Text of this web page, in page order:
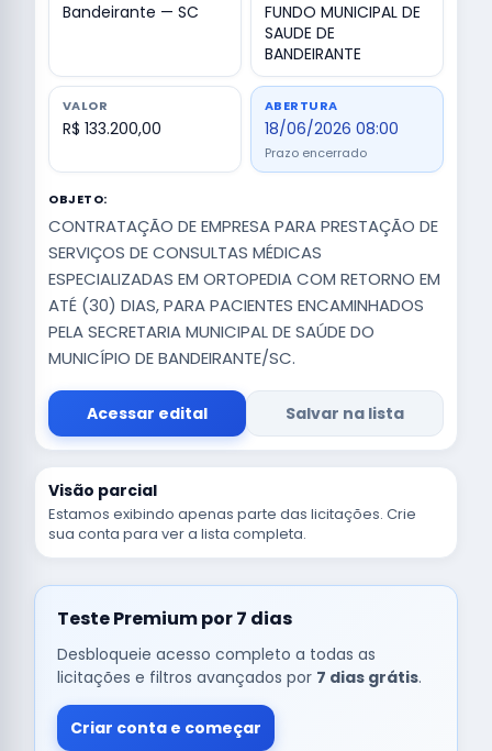
Bandeirante — SC
FUNDO MUNICIPAL DE
SAUDE DE
BANDEIRANTE
VALOR
R$ 133.200,00
ABERTURA
18/06/2026 08:00
Prazo encerrado
OBJETO:
CONTRATAÇÃO DE EMPRESA PARA PRESTAÇÃO DE
SERVIÇOS DE CONSULTAS MÉDICAS
ESPECIALIZADAS EM ORTOPEDIA COM RETORNO EM
ATÉ (30) DIAS, PARA PACIENTES ENCAMINHADOS
PELA SECRETARIA MUNICIPAL DE SAÚDE DO
MUNICÍPIO DE BANDEIRANTE/SC.
Acessar edital Salvar na lista
Visão parcial
Estamos exibindo apenas parte das licitações. Crie
sua conta para ver a lista completa.
Teste Premium por 7 dias
Desbloqueie acesso completo a todas as
licitações e filtros avançados por 7 dias grátis.
Criar conta e começar